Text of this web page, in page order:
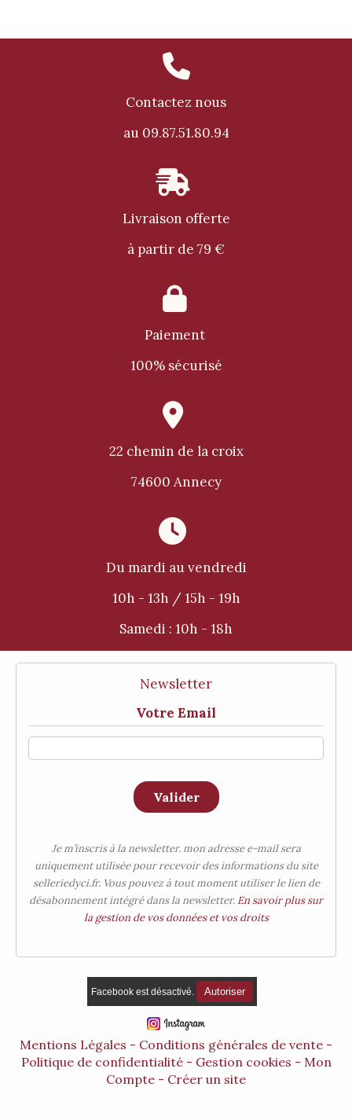

Contactez nous
au 09.87.51.80.94

Livraison offerte
à partir de 79 €

Paiement
100% sécurisé

22 chemin de la croix
74600 Annecy

Du mardi au vendredi
10h - 13h / 15h - 19h
Samedi : 10h - 18h
Newsletter
Votre Email
Valider
Je m’inscris à la newsletter. mon adresse e-mail sera
uniquement utilisée pour recevoir des informations du site
selleriedyci.fr. Vous pouvez à tout moment utiliser le lien de
désabonnement intégré dans la newsletter. En savoir plus sur
la gestion de vos données et vos droits
Facebook est désactivé. Autoriser
Mentions Légales
Conditions générales de vente
Politique de confidentialité
Gestion cookies
Mon
Compte
Créer un site